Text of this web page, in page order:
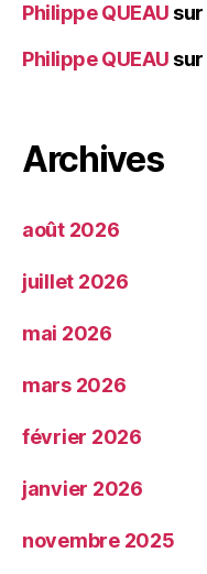
Philippe QUEAU sur
Philippe QUEAU sur
Archives
août 2026
juillet 2026
mai 2026
mars 2026
février 2026
janvier 2026
novembre 2025